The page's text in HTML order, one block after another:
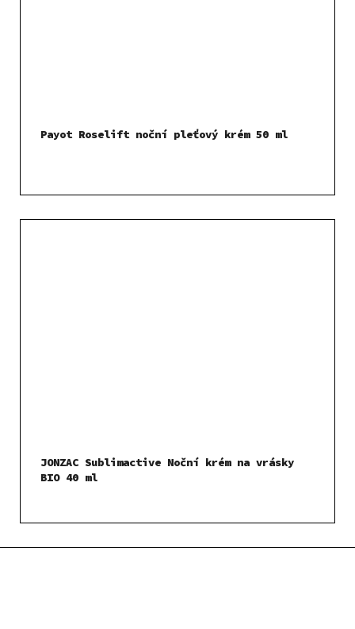
Payot Roselift noční pleťový krém 50 ml
JONZAC Sublimactive Noční krém na vrásky
BIO 40 ml